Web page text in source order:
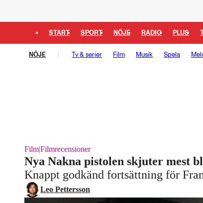
START SPORT NÖJE RADIO PLUS
NÖJE Tv & serier Film Musik Spela
Film|Filmrecensioner
Nya Nakna pistolen skjuter mest
Knappt godkänd fortsättning för
Leo Pettersson